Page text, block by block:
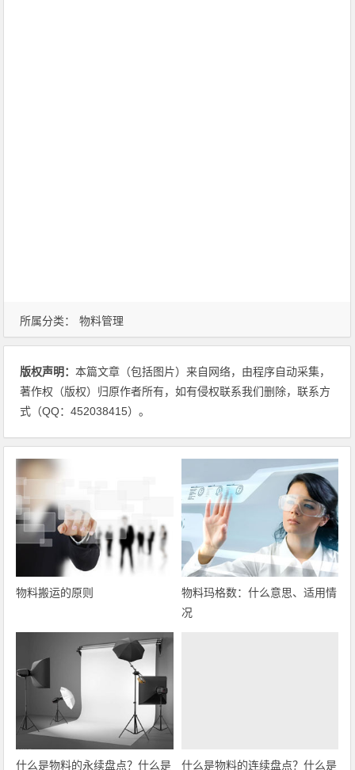
所属分类： 物料管理
版权声明：本篇文章（包括图片）来自网络，由程序自动采集，
著作权（版权）归原作者所有，如有侵权联系我们删除，联系方
式（QQ：452038415）。
物料搬运的原则
物料玛格数：什么意思、适用情
况
什么是物料的永续盘点？什么是
什么是物料的连续盘点？什么是